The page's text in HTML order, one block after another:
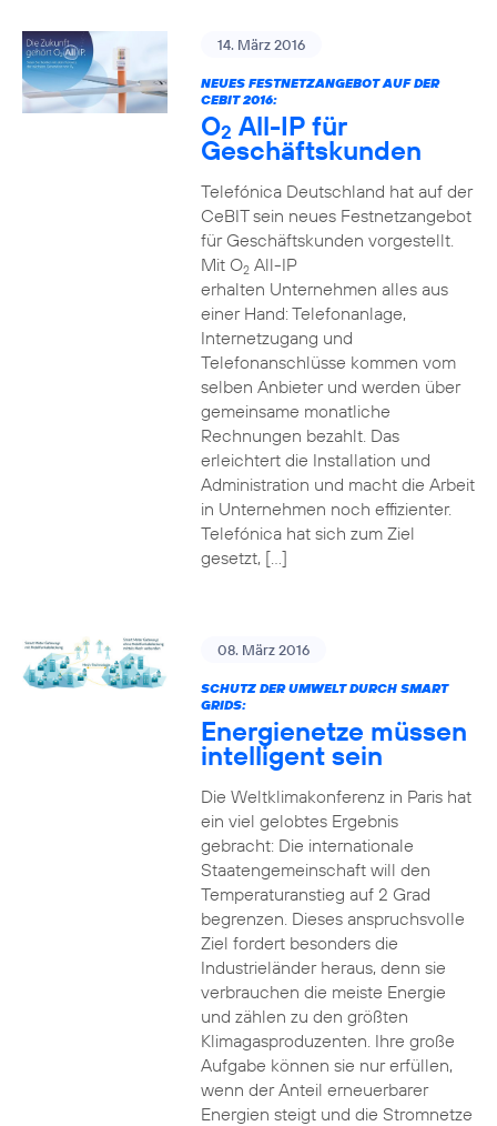
14. März 2016
NEUES FESTNETZANGEBOT AUF DER
CEBIT 2016:
O2 All-IP für
Geschäftskunden
Telefónica Deutschland hat auf der
CeBIT sein neues Festnetzangebot
für Geschäftskunden vorgestellt.
Mit O2All-IP
erhalten Unternehmen alles aus
einer Hand: Telefonanlage,
Internetzugang und
Telefonanschlüsse kommen vom
selben Anbieter und werden über
gemeinsame monatliche
Rechnungen bezahlt. Das
erleichtert die Installation und
Administration und macht die Arbeit
in Unternehmen noch effizienter.
Telefónica hat sich zum Ziel
gesetzt, […]
08. März 2016
SCHUTZ DER UMWELT DURCH SMART
GRIDS:
Energienetze müssen
intelligent sein
Die Weltklimakonferenz in Paris hat
ein viel gelobtes Ergebnis
gebracht: Die internationale
Staatengemeinschaft will den
Temperaturanstieg auf 2 Grad
begrenzen. Dieses anspruchsvolle
Ziel fordert besonders die
Industrieländer heraus, denn sie
verbrauchen die meiste Energie
und zählen zu den größten
Klimagasproduzenten. Ihre große
Aufgabe können sie nur erfüllen,
wenn der Anteil erneuerbarer
Energien steigt und die Stromnetze